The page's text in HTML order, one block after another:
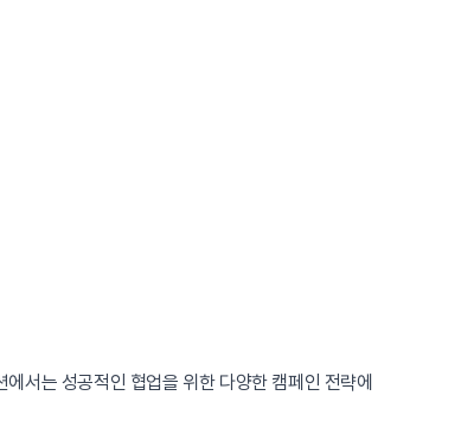
서는 성공적인 협업을 위한 다양한 캠페인 전략에